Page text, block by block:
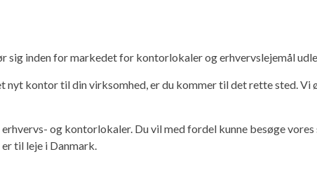
sig inden for markedet for kontorlokaler og erhvervslejemål
nyt kontor til din virksomhed, er du kommer til det rette sted. Vi
og kontorlokaler. Du vil med fordel kunne besøge vores
til leje i Danmark.